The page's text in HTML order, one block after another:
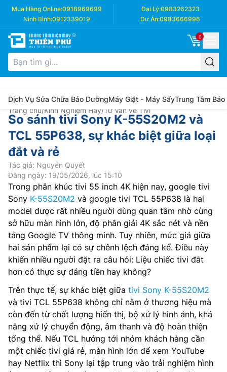
Mua Hàng Online:0918969699 Đại Lý:0983262323
Ninh Bình:0912339019 Dự Án:0983666996
0
Dịch Vụ Sửa Chữa Bảo DưỡngMáy Giặt - Máy SấyTrung Tâm Bảo
Trang chủ/Kinh Nghiệm Hay/Tư Vấn về Tivi
So sánh tivi Sony K-55S20M2 và
TCL 55P638, sự khác biệt giữa loại
đắt và rẻ
Tác giả: Nguyễn Quyết
Đăng ngày: 19/05/2026, lúc 15:10
Trong phân khúc tivi 55 inch 4K hiện nay, google tivi
Sony K-55S20M2 và google tivi TCL 55P638 là hai
model được rất nhiều người dùng quan tâm nhờ cùng
sở hữu màn hình lớn, độ phân giải 4K sắc nét và nền
tảng Google TV thông minh. Tuy nhiên, mức giá giữa
hai sản phẩm lại có sự chênh lệch đáng kể. Điều này
khiến nhiều người đặt ra câu hỏi: Liệu chiếc tivi đắt
hơn có thực sự đáng tiền hay không?
Trên thực tế, sự khác biệt giữa tivi Sony K-55S20M2
và tivi TCL 55P638 không chỉ nằm ở thương hiệu mà
còn đến từ chất lượng hiển thị, bộ xử lý hình ảnh, khả
năng xử lý chuyển động, âm thanh và độ hoàn thiện
tổng thể. Nếu TCL hướng tới nhóm khách hàng cần
một chiếc tivi giá rẻ, màn hình lớn để xem YouTube
hay Netflix thì Sony lại tập trung vào trải nghiệm hình